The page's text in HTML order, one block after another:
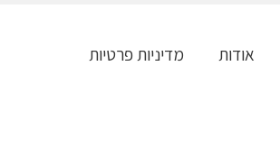
אודות מדיניות פרטיות